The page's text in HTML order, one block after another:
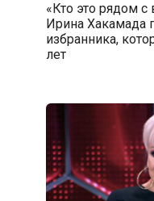
«Кто это рядом с
Ирина Хакамада
избранника,
лет